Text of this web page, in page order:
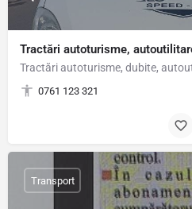
Tractări autoturisme,
0761 123 321
Transport